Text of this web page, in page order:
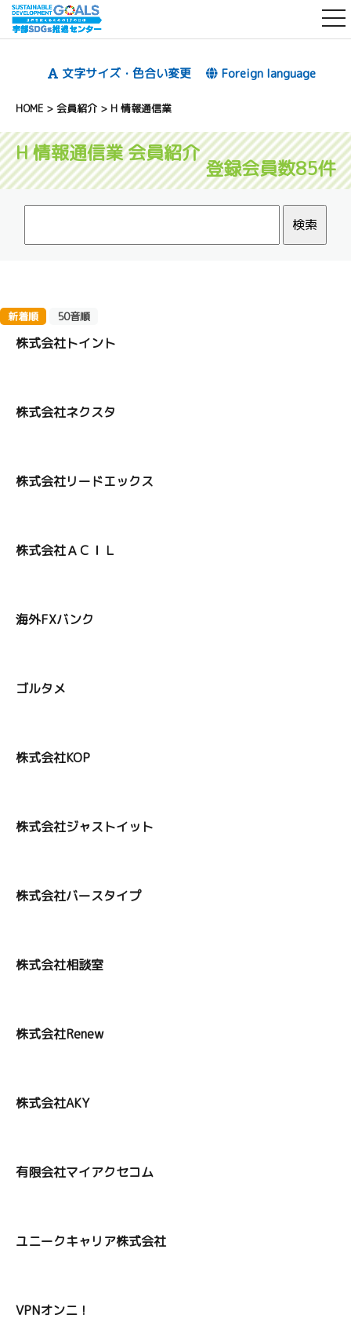
文字サイズ・色合い変更 Foreign language
HOME > 会員紹介 > H 情報通信業
H 情報通信業 会員紹介
登録会員数85件
新着順 50音順
株式会社トイント
株式会社ネクスタ
株式会社リードエックス
株式会社ＡＣＩＬ
海外FXバンク
ゴルタメ
株式会社KOP
株式会社ジャストイット
株式会社バースタイプ
株式会社相談室
株式会社Renew
株式会社AKY
有限会社マイアクセコム
ユニークキャリア株式会社
VPNオンニ！
t
o
n
a
v